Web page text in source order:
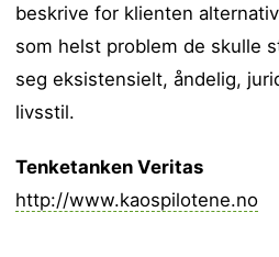
beskrive for klienten
som helst problem de skulle
seg eksistensielt, åndelig,
livsstil.
Tenketanken Veritas
http://www.kaospilotene.no